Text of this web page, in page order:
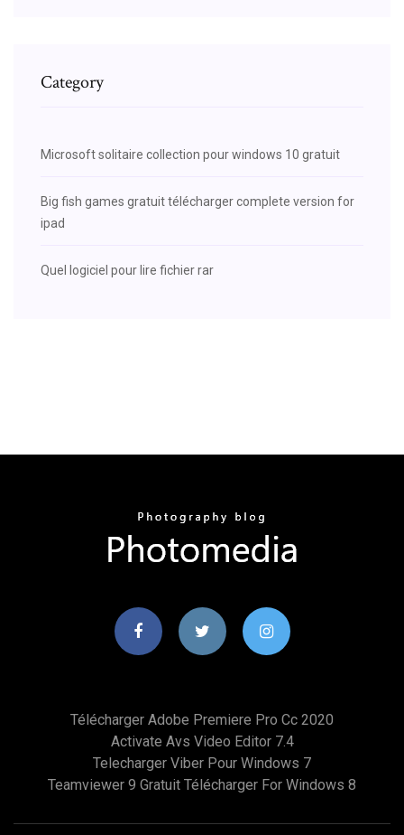
Category
Microsoft solitaire collection pour windows 10 gratuit
Big fish games gratuit télécharger complete version for
ipad
Quel logiciel pour lire fichier rar
Télécharger Adobe Premiere Pro Cc 2020
Activate Avs Video Editor 7.4
Telecharger Viber Pour Windows 7
Teamviewer 9 Gratuit Télécharger For Windows 8